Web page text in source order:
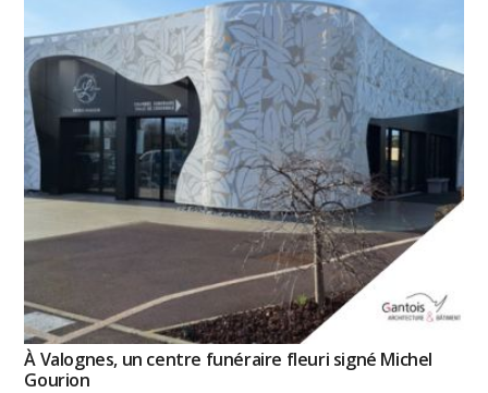
À Valognes, un centre funéraire fleuri signé Michel
Gourion